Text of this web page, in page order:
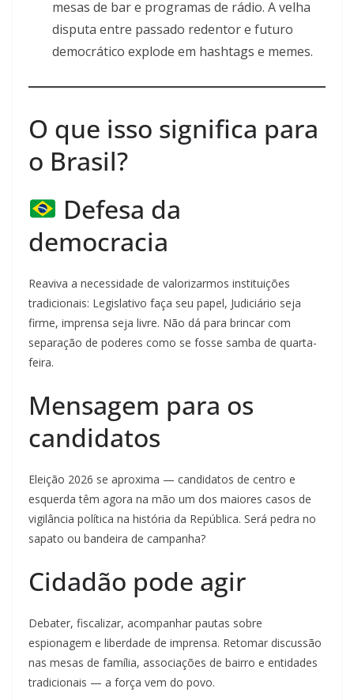
mesas de bar e programas de rádio. A velha
disputa entre passado redentor e futuro
democrático explode em hashtags e memes.
O que isso significa para
o Brasil?
Defesa da
democracia
Reaviva a necessidade de valorizarmos instituições
tradicionais: Legislativo faça seu papel, Judiciário seja
firme, imprensa seja livre. Não dá para brincar com
separação de poderes como se fosse samba de quarta-
feira.
Mensagem para os
candidatos
Eleição 2026 se aproxima — candidatos de centro e
esquerda têm agora na mão um dos maiores casos de
vigilância política na história da República. Será pedra no
sapato ou bandeira de campanha?
Cidadão pode agir
Debater, fiscalizar, acompanhar pautas sobre
espionagem e liberdade de imprensa. Retomar discussão
nas mesas de família, associações de bairro e entidades
tradicionais — a força vem do povo.